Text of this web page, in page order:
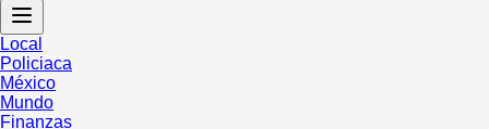
Local
Policiaca
México
Mundo
Finanzas